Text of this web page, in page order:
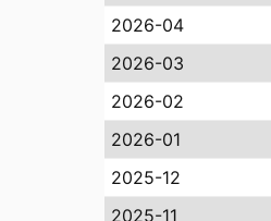
2026-04
2026-03
2026-02
2026-01
2025-12
2025-11